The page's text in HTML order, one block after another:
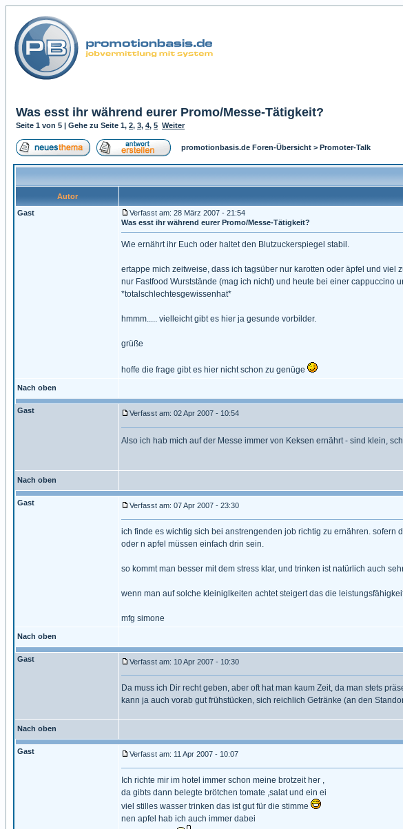
Was esst ihr während eurer Promo/Messe-Tätigkeit?
Seite 1 von 5 | Gehe zu Seite 1, 2, 3, 4, 5 Weiter
promotionbasis.de Foren-Übersicht > Promoter-Talk
Autor
Gast
Verfasst am: 28 März 2007 - 21:54
Was esst ihr während eurer Promo/Messe-Tätigkeit?
Wie ernährt ihr Euch oder haltet den Blutzuckerspiegel stabil.
ertappe mich zeitweise, dass ich tagsüber nur karotten oder äpfel und
nur Fastfood Wurststände (mag ich nicht) und heute bei einer
*totalschlechtesgewissenhat*
hmmm..... vielleicht gibt es hier ja gesunde vorbilder.
grüße
hoffe die frage gibt es hier nicht schon zu genüge
Nach oben
Gast Verfasst am: 02 Apr 2007 - 10:54
Also ich hab mich auf der Messe immer von Keksen ernährt - sind klein,
Nach oben
Gast Verfasst am: 07 Apr 2007 - 23:30
ich finde es wichtig sich bei anstrengenden job richtig zu ernähren.
oder n apfel müssen einfach drin sein.
so kommt man besser mit dem stress klar, und trinken ist natürlich auch
wenn man auf solche kleiniglkeiten achtet steigert das die
mfg simone
Nach oben
Gast Verfasst am: 10 Apr 2007 - 10:30
Da muss ich Dir recht geben, aber oft hat man kaum Zeit, da man stets
kann ja auch vorab gut frühstücken, sich reichlich Getränke (an den
Nach oben
Gast Verfasst am: 11 Apr 2007 - 10:07
Ich richte mir im hotel immer schon meine brotzeit her ,
da gibts dann belegte brötchen tomate ,salat und ein ei
viel stilles wasser trinken das ist gut für die stimme
nen apfel hab ich auch immer dabei